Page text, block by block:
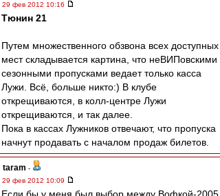
29 фев 2012 10:16
Тюнин 21
Путем множественного обзвона всех доступных
мест складывается картина, что неВИПовскими
сезонными пропусками ведает только касса
Лужи. Всё, больше никто:) В клубе
открещиваются, в колл-центре Лужи
открещиваются, и так далее.
Пока в кассах Лужников отвечают, что пропуска
начнут продавать с началом продаж билетов.
taram -
29 фев 2012 10:09